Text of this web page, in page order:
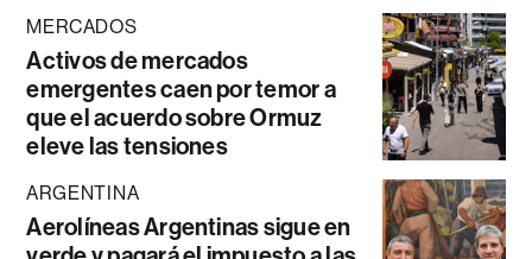
MERCADOS
Activos de mercados
emergentes caen por temor a
que el acuerdo sobre Ormuz
eleve las tensiones
ARGENTINA
Aerolíneas Argentinas sigue en